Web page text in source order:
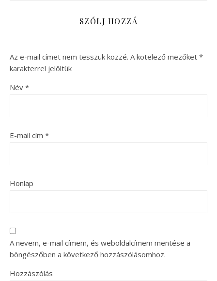
SZÓLJ HOZZÁ
Az e-mail címet nem tesszük közzé. A kötelező mezőket *
karakterrel jelöltük
Név *
E-mail cím *
Honlap
A nevem, e-mail címem, és weboldalcímem mentése a
böngészőben a következő hozzászólásomhoz.
Hozzászólás